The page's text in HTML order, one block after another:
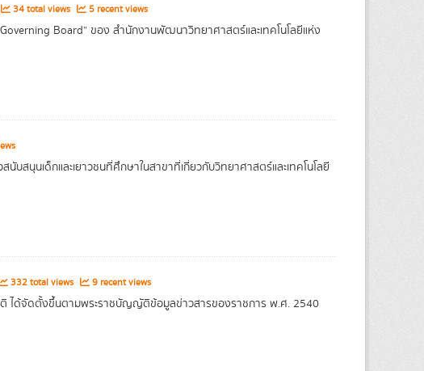
34 total views 5 recent views
Board” ของ สำนักงานพัฒนาวิทยาศาสตร์และเทคโนโลยีแห่ง
สนุนเด็กและเยาวชนที่ศึกษาในสาขาที่เกี่ยวกับวิทยาศาสตร์และเทคโนโลยี
332 total views 9 recent views
ได้จัดตั้งขึ้นตามพระราชบัญญัติข้อมูลข่าวสารของราชการ พ.ศ. 2540